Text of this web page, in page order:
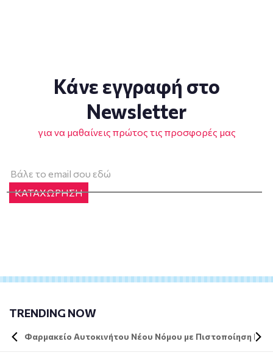
Κάνε εγγραφή στο
Newsletter
για να μαθαίνεις πρώτος τις προσφορές μας
ΚΑΤΑΧΩΡΗΣΗ
TRENDING NOW
Φαρμακείο Αυτοκινήτου Νέου Νόμου με Πιστοποίηση DIN